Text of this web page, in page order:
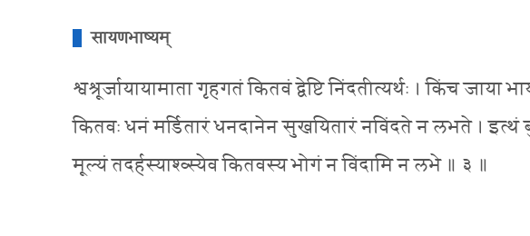
सायणभाष्यम्
श्वश्रूर्जायायामाता गृहगतं कितवं द्वेष्टि निंदतीत्यर्थः । किंच जाया
कितवः धनं मर्डितारं धनदानेन सुखयितारं नविंदते न लभते । इत्थं
मूल्यं तदर्हस्याश्व्स्येव कितवस्य भोगं न विंदामि न लभे ॥ ३ ॥